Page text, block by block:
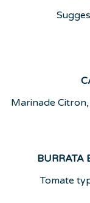
Marinade
BURRATA
Tomate